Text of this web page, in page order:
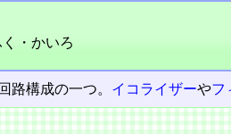
・かいろ
路構成の一つ。 イコライザーやフ